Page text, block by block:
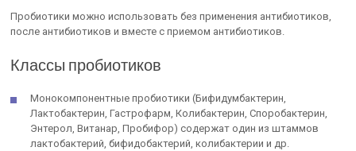
Пробиотики можно использовать без применения антибиотиков,
после антибиотиков и вместе с приемом антибиотиков.
Классы пробиотиков
Монокомпонентные пробиотики (Бифидумбактерин,
Лактобактерин, Гастрофарм, Колибактерин, Споробактерин,
Энтерол, Витанар, Пробифор) содержат один из штаммов
лактобактерий, бифидобактерий, колибактерии и др.